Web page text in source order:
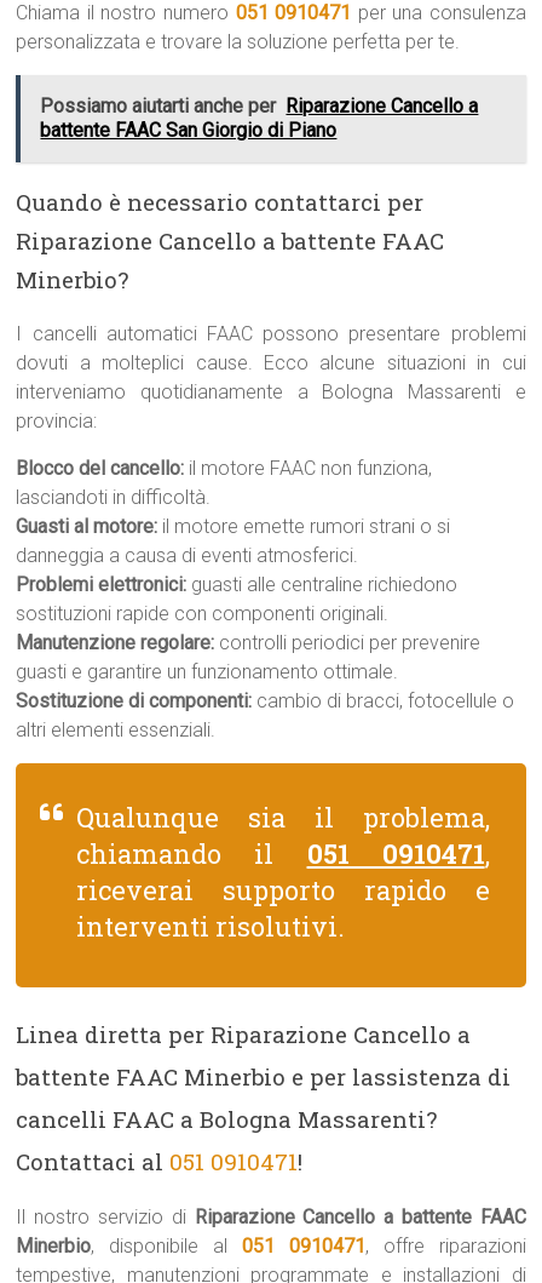
Chiama il nostro numero 051 0910471 per una consulenza
personalizzata e trovare la soluzione perfetta per te.
Possiamo aiutarti anche per Riparazione Cancello a
battente FAAC San Giorgio di Piano
Quando è necessario contattarci per
Riparazione Cancello a battente FAAC
Minerbio?
I cancelli automatici FAAC possono presentare problemi
dovuti a molteplici cause. Ecco alcune situazioni in cui
interveniamo quotidianamente a Bologna Massarenti e
provincia:
Blocco del cancello: il motore FAAC non funziona,
lasciandoti in difficoltà.
Guasti al motore: il motore emette rumori strani o si
danneggia a causa di eventi atmosferici.
Problemi elettronici: guasti alle centraline richiedono
sostituzioni rapide con componenti originali.
Manutenzione regolare: controlli periodici per prevenire
guasti e garantire un funzionamento ottimale.
Sostituzione di componenti: cambio di bracci, fotocellule o
altri elementi essenziali.
Qualunque sia il problema,
chiamando il 051 0910471,
riceverai supporto rapido e
interventi risolutivi.
Linea diretta per Riparazione Cancello a
battente FAAC Minerbio e per lassistenza di
cancelli FAAC a Bologna Massarenti?
Contattaci al 051 0910471!
Il nostro servizio di Riparazione Cancello a battente FAAC
Minerbio, disponibile al 051 0910471, offre riparazioni
tempestive, manutenzioni programmate e installazioni di